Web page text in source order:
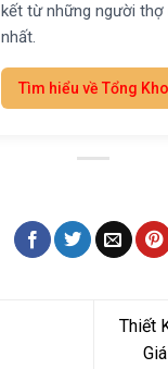
kết từ những người thợ
nhất.
Tìm hiểu về Tổng Kho
Thiết